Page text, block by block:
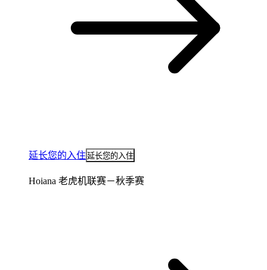
延长您的入住延长您的入住
Hoiana 老虎机联赛－秋季赛